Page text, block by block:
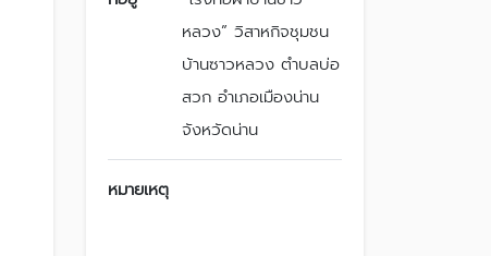
หลวง” วิสาหกิจชุมชน
บ้านซาวหลวง ตำบลบ่อ
สวก อำเภอเมืองน่าน
จังหวัดน่าน
หมายเหตุ